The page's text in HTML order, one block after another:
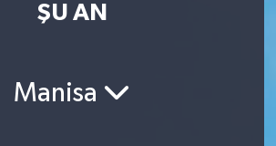
ŞU AN
Manisa